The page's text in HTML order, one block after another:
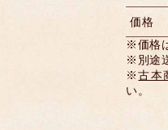
価格
※価格
※別途
※古本
い。